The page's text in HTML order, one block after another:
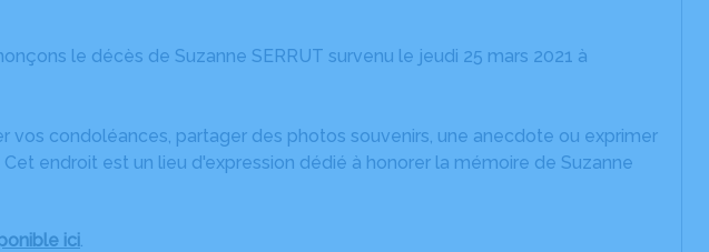
le décès de Suzanne SERRUT survenu le jeudi 25 mars 2021 à
vos condoléances, partager des photos souvenirs, une anecdote ou exprimer
endroit est un lieu d'expression dédié à honorer la mémoire de Suzanne
ici.